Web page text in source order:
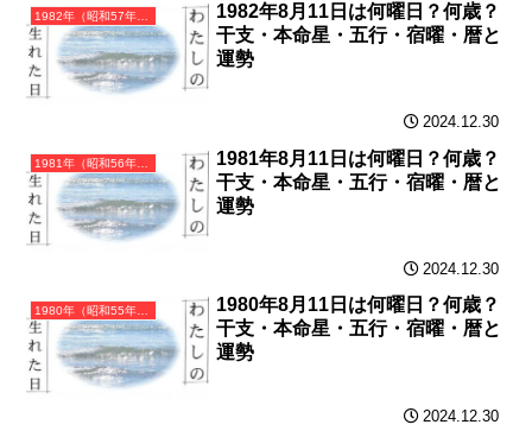
1982年（昭和57年）壬戌（みずのえいぬ）・戌年（いぬ年）カレンダー（月曜はじまり）
1982年8月11日は何曜日？何歳？
干支・本命星・五行・宿曜・暦と
運勢
2024.12.30
1981年（昭和56年）辛酉（かのととり）・酉年（とり年）カレンダー（月曜はじまり）
1981年8月11日は何曜日？何歳？
干支・本命星・五行・宿曜・暦と
運勢
2024.12.30
1980年（昭和55年）庚申（かのえさる）・申年（さる年）カレンダー（月曜はじまり）
1980年8月11日は何曜日？何歳？
干支・本命星・五行・宿曜・暦と
運勢
2024.12.30